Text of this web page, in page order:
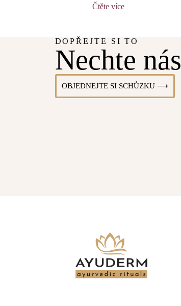
Čtěte více
DOPŘEJTE SI TO
Nechte
OBJEDNEJTE SI SCHŮZKU ⟶